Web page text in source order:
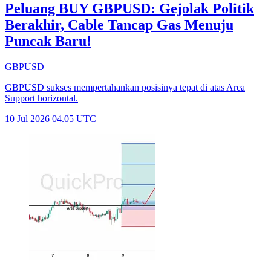
Peluang BUY GBPUSD: Gejolak Politik
Berakhir, Cable Tancap Gas Menuju
Puncak Baru!
GBPUSD
GBPUSD sukses mempertahankan posisinya tepat di atas Area
Support horizontal.
10 Jul 2026 04.05 UTC